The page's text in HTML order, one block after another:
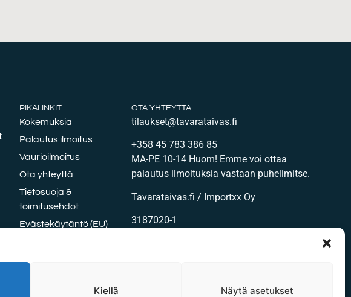
Kiellä Näytä asetukset
PIKALINKIT
Kokemuksia
Palautus ilmoitus
Vaurioilmoitus
Ota yhteyttä
Tietosuoja &
toimitusehdot
Evästekäytäntö (EU)
OTA YHTEYTTÄ
tilaukset@tavarataivas.fi
+358 45 783 386 85
MA-PE 10-14 Huom! Emme voi ottaa
palautus ilmoituksia vastaan puhelimitse.
Tavarataivas.fi / Importxx Oy
3187020-1